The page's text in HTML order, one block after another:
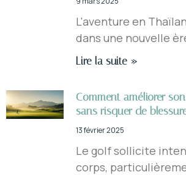
L'aventure en
dans une nouvelle
Lire la suite »
Comment améliorer
sans risquer de
13 février 2025
Le golf sollicite
corps,